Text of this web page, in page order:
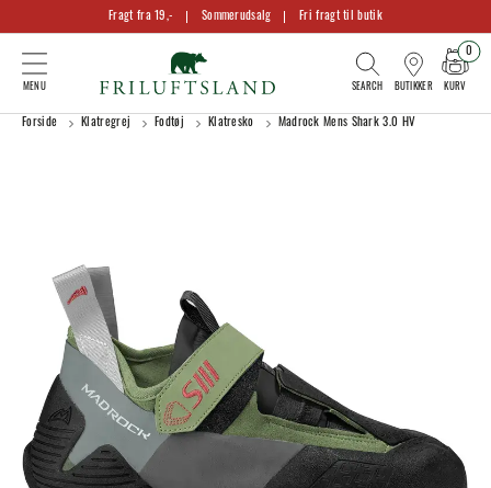
Fragt fra 19,- Sommerudsalg Fri fragt til butik
BUTIKKER KURV
0
Forside Klatregrej Fodtøj Klatresko Madrock Mens Shark 3.0 HV